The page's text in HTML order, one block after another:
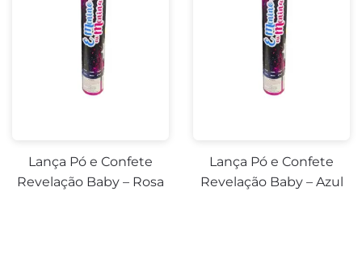
Lança Pó e Confete
Revelação Baby – Rosa
Lança Pó e Confete
Revelação Baby – Azul